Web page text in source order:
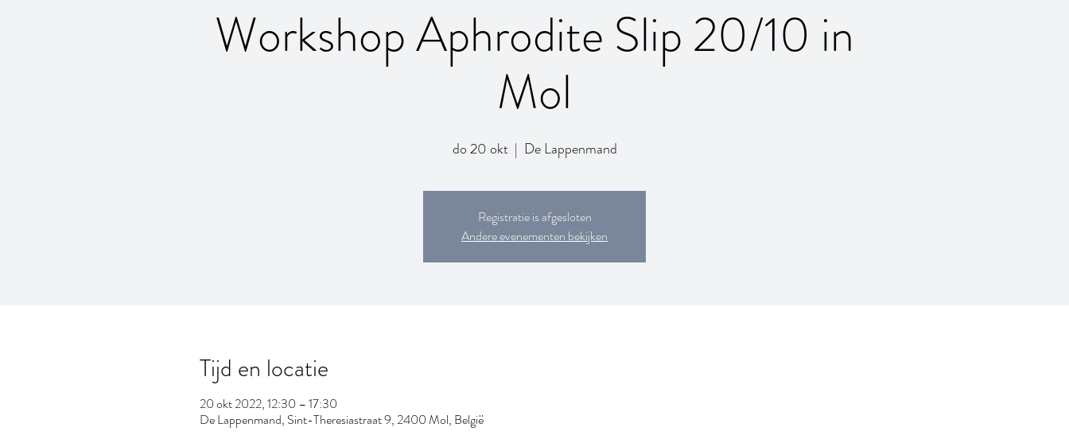
Workshop Aphrodite Slip 20/10 in
Mol
do 20 okt
  |
De Lappenmand
Registratie is afgesloten
Andere evenementen bekijken
Tijd en locatie
20 okt 2022, 12:30 – 17:30
De Lappenmand, Sint-Theresiastraat 9, 2400 Mol, België